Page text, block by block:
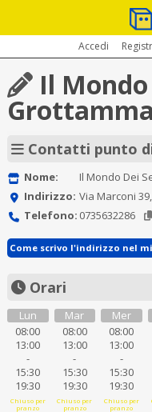
Accedi
Il Mondo
Contatti punto
Nome:
Il Mondo Dei
Indirizzo: Via Marconi
Telefono: 0735632286
Come scrivo l'indirizzo nel
Orari
Lun
08:00
13:00
-
15:30
19:30
Chiuso per
pranzo
Mar
08:00
13:00
-
15:30
19:30
Chiuso per
pranzo
Mer
08:00
13:00
-
15:30
19:30
Chiuso per
pranzo